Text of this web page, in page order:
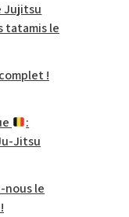
Jujitsu
tatamis le
!
:
Jitsu
nous le